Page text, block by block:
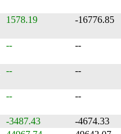
1578.19 -16776.85
-- --
-- --
-- --
-3487.43
-4674.33